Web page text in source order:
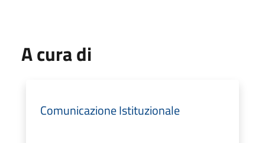
A cura di
Comunicazione Istituzionale